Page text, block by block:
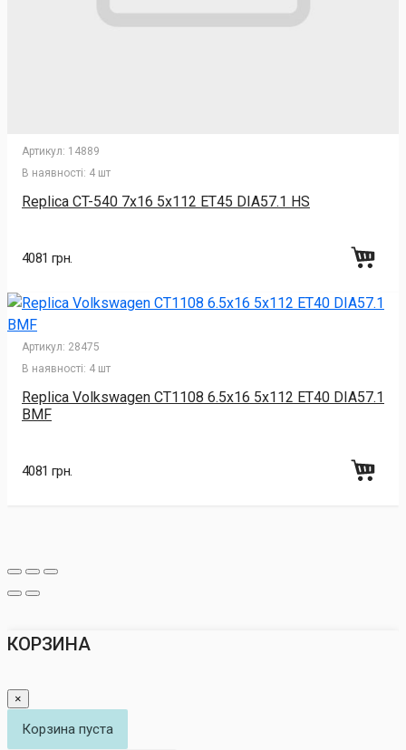
Артикул: 14889
В наявності: 4 шт
Replica CT-540 7x16 5x112 ET45 DIA57.1 HS
4081 грн.
Артикул: 28475
В наявності: 4 шт
Replica Volkswagen CT1108 6.5x16 5x112 ET40 DIA57.1
BMF
4081 грн.
КОРЗИНА
×
Корзина пуста